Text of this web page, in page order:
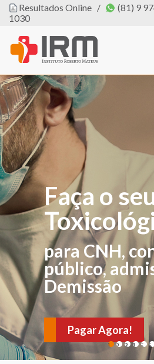
Resultados Online / (81) 9
1030
Faça o
para CNH,
público,
Demissão
Pagar Agora!
O IRM
DE
FÍSICA
Para
verificações
e sinais
várias
1 2 3 4 5 6